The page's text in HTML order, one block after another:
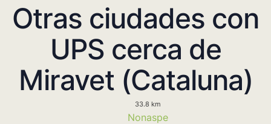
Otras ciudades con
UPS cerca de
Miravet (Cataluna)
33.8 km
Nonaspe